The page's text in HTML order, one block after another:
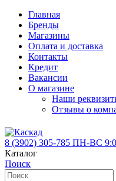
Главная
Бренды
Магазины
Оплата и доставка
Контакты
Кредит
Вакансии
О магазине
Наши
Отзывы о
8 (3902) 305-785 ПН-ВС
Каталог
Поиск